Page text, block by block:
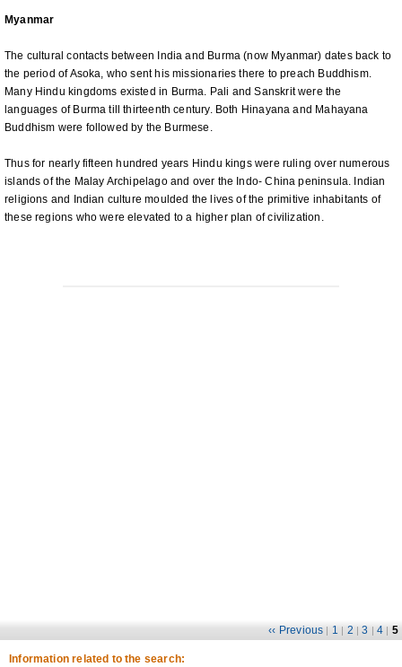
Myanmar
The cultural contacts between India and Burma (now Myanmar) dates back to
the period of Asoka, who sent his missionaries there to preach Buddhism.
Many Hindu kingdoms existed in Burma. Pali and Sanskrit were the
languages of Burma till thirteenth century. Both Hinayana and Mahayana
Buddhism were followed by the Burmese.
Thus for nearly fifteen hundred years Hindu kings were ruling over numerous
islands of the Malay Archipelago and over the Indo- China peninsula. Indian
religions and Indian culture moulded the lives of the primitive inhabitants of
these regions who were elevated to a higher plan of civilization.
‹‹ Previous | 1 | 2 | 3 | 4 | 5
Information related to the search: